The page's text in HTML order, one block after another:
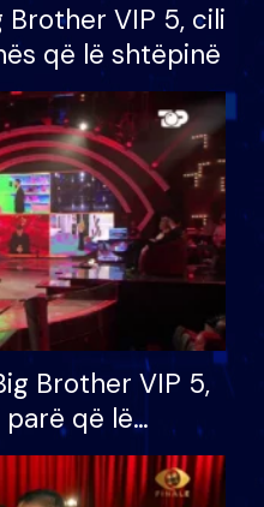
VIP 5, cili
që lë shtëpinë
Brother VIP 5,
që lë
mundësinë për